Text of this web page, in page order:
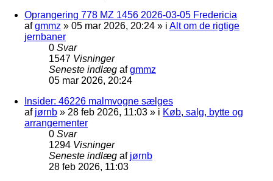
Oprangering 778 MZ 1456 2026-03-05 Fredericia
afgmmz » 05 mar 2026, 20:24 » i Alt om de rigtige
jernbaner
0 Svar
1547 Visninger
Seneste indlæg afgmmz
05 mar 2026, 20:24
Insider: 46226 malmvogne sælges
af jørnb » 28 feb 2026, 11:03 » i Køb, salg, bytte og
arrangementer
0 Svar
1294 Visninger
Seneste indlæg af jørnb
28 feb 2026, 11:03